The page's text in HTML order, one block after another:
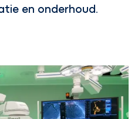
en onderhoud.